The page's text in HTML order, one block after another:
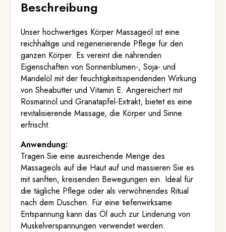
Beschreibung
Unser hochwertiges Körper Massageöl ist eine
reichhaltige und regenerierende Pflege für den
ganzen Körper. Es vereint die nährenden
Eigenschaften von Sonnenblumen-, Soja- und
Mandelöl mit der feuchtigkeitsspendenden Wirkung
von Sheabutter und Vitamin E. Angereichert mit
Rosmarinöl und Granatapfel-Extrakt, bietet es eine
revitalisierende Massage, die Körper und Sinne
erfrischt.
Anwendung:
Tragen Sie eine ausreichende Menge des
Massageöls auf die Haut auf und massieren Sie es
mit sanften, kreisenden Bewegungen ein. Ideal für
die tägliche Pflege oder als verwöhnendes Ritual
nach dem Duschen. Für eine tiefenwirksame
Entspannung kann das Öl auch zur Linderung von
Muskelverspannungen verwendet werden.